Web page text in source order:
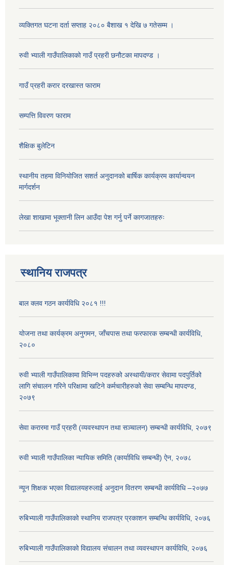
व्यक्तिगत घटना दर्ता सप्ताह २०८० बैशाख १ देखि ७ गतेसम्म ।
रुवी भ्याली गाउँपालिकाको गाउँ प्रहरी छनौटका मापदण्ड ।
गाउँ प्रहरी करार दरखास्त फाराम
सम्पत्ति विवरण फाराम
शैक्षिक बुलेटिन
स्थानीय तहमा विनियोजित सशर्त अनुदानको बार्षिक कार्यक्रम कार्यान्वयन
मार्गदर्शन
लेखा शाखामा भूक्तानी लिन आउँदा पेश गर्नु पर्ने कागजातहरुः
स्थानिय राजपत्र
बाल क्लव गठन कार्यविधि २०८१ !!!
योजना तथा कार्यक्रम अनुगमन, जाँचपास तथा फरफारक सम्बन्धी कार्यविधि,
२०८०
रुवी भ्याली गाउँपालिकामा विभिन्न पदहरुको अस्थायी/करार सेवामा पदपुर्तिको
लागि संचालन गरिने परिक्षामा खटिने कर्मचारीहरुको सेवा सम्बन्धि मापदण्ड,
२०७९
सेवा करारमा गाउँ प्रहरी (व्यवस्थापन तथा सञ्चालन) सम्बन्धी कार्यविधि, २०७९
रुवी भ्याली गाउँपालिका न्यायिक समिति (कार्याविधि सम्बन्धी) ऐन, २०७८
न्यून शिक्षक भएका ‍विद्यालयहरुलाई अनुदान वितरण सम्बन्धी कार्यविधि –२०७७
रुबिभ्याली गाउँपालिकाको स्थानिय राजपत्र प्रकाशन सम्बन्धि कार्यविधि, २०७६
रुबिभ्याली गाउँपालिकाको विद्यालय संचालन तथा व्यवस्थापन कार्यविधि, २०७६